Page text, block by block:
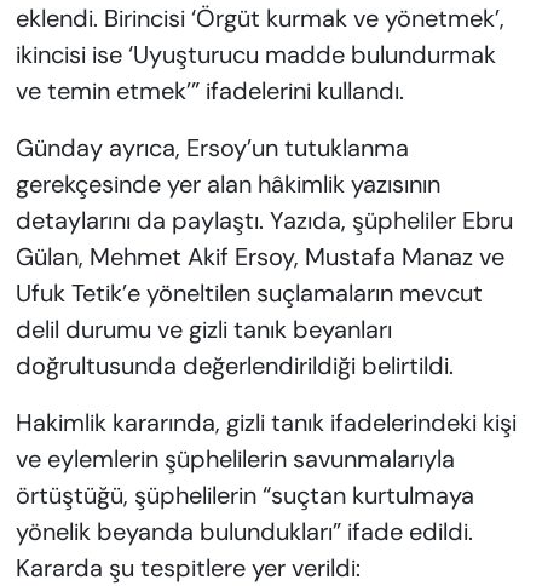
eklendi. Birincisi ‘Örgüt kurmak ve yönetmek’,
ikincisi ise ‘Uyuşturucu madde bulundurmak
ve temin etmek’” ifadelerini kullandı.
Günday ayrıca, Ersoy’un tutuklanma
gerekçesinde yer alan hâkimlik yazısının
detaylarını da paylaştı. Yazıda, şüpheliler Ebru
Gülan, Mehmet Akif Ersoy, Mustafa Manaz ve
Ufuk Tetik’e yöneltilen suçlamaların mevcut
delil durumu ve gizli tanık beyanları
doğrultusunda değerlendirildiği belirtildi.
Hakimlik kararında, gizli tanık ifadelerindeki kişi
ve eylemlerin şüphelilerin savunmalarıyla
örtüştüğü, şüphelilerin “suçtan kurtulmaya
yönelik beyanda bulundukları” ifade edildi.
Kararda şu tespitlere yer verildi: